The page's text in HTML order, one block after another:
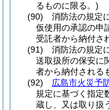
るものに限る。)
(90)
消防法の規定
仮使用の承認の申
受託者から納付さ
(91)
消防法の規定
送取扱所の保安に
者から納付される
(92)
広島市火災予
規定に基づく指定
蔵し、又は取り扱